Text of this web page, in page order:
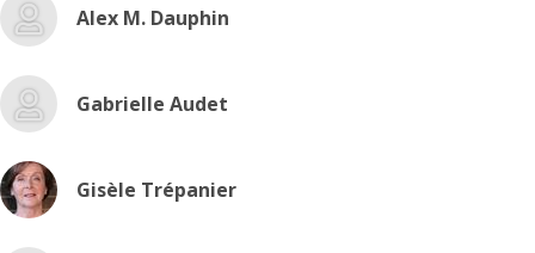
Alex M. Dauphin
Gabrielle Audet
Gisèle Trépanier